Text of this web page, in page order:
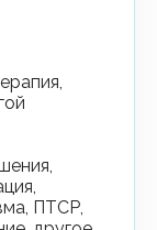
ПТСР,